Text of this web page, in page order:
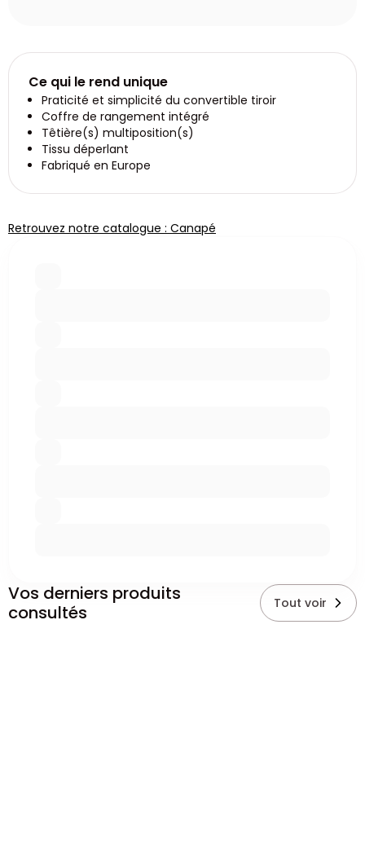
Ce qui le rend unique
Praticité et simplicité du convertible tiroir
Coffre de rangement intégré
Têtière(s) multiposition(s)
Tissu déperlant
Fabriqué en Europe
Retrouvez notre catalogue : Canapé
Vos derniers produits
consultés
Tout voir